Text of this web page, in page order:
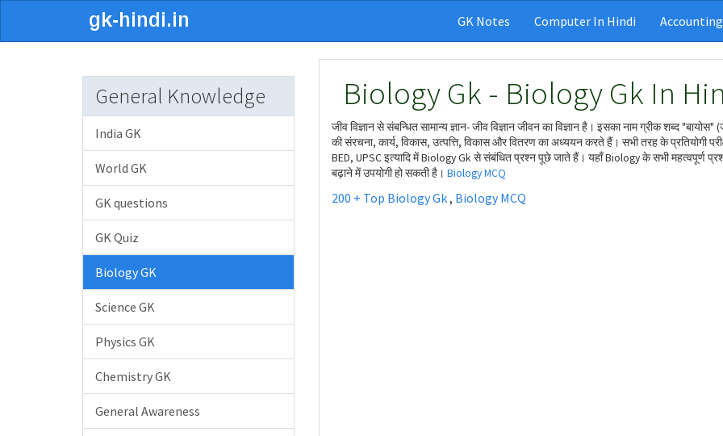
GK Notes Computer In Hindi
Biology Gk - Biology Gk In
जीव विज्ञान से संबन्धित सामान्य ज्ञान- जीव विज्ञान जीवन का विज्ञान है। इसका नाम ग्रीक शब्द
की संरचना, कार्य, विकास, उत्पत्ति, विकास और वितरण का अध्ययन करते हैं। सभी तरह के प्रतियोगी
BED, UPSC इत्यादि में Biology Gk से संबंधित प्रश्न पूछे जाते हैं। यहाँ Biology के सभी महत्वपूर्ण
बढ़ाने में उपयोगी हो सकती है। Biology MCQ
200 + Top Biology Gk, Biology MCQ
General Knowledge
India GK
World GK
GK questions
GK Quiz
Biology GK
Science GK
Physics GK
Chemistry GK
General Awareness